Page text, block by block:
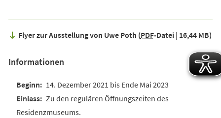
Flyer zur Ausstellung von Uwe Poth PDF-Datei 16,44 MB
Informationen
14. Dezember 2021 bis Ende Mai 2023
Zu den regulären Öffnungszeiten des
Residenzmuseums.